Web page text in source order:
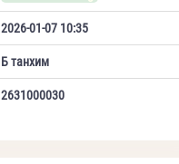
2026-01-07 10:35
Б танхим
2631000030